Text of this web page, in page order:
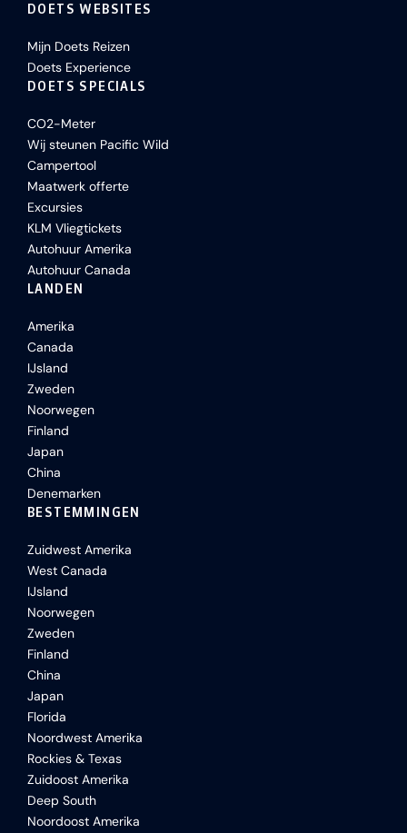
DOETS WEBSITES
Mijn Doets Reizen
Doets Experience
DOETS SPECIALS
CO2-Meter
Wij steunen Pacific Wild
Campertool
Maatwerk offerte
Excursies
KLM Vliegtickets
Autohuur Amerika
Autohuur Canada
LANDEN
Amerika
Canada
IJsland
Zweden
Noorwegen
Finland
Japan
China
Denemarken
BESTEMMINGEN
Zuidwest Amerika
West Canada
IJsland
Noorwegen
Zweden
Finland
China
Japan
Florida
Noordwest Amerika
Rockies & Texas
Zuidoost Amerika
Deep South
Noordoost Amerika